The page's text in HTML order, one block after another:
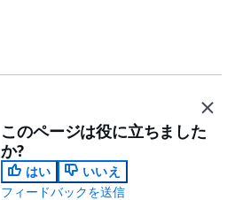
このページは役に立ちました
か?
はい
いいえ
フィードバックを送信